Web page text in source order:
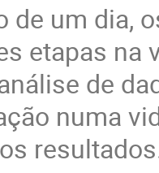
de um dia,
etapas na
de
numa